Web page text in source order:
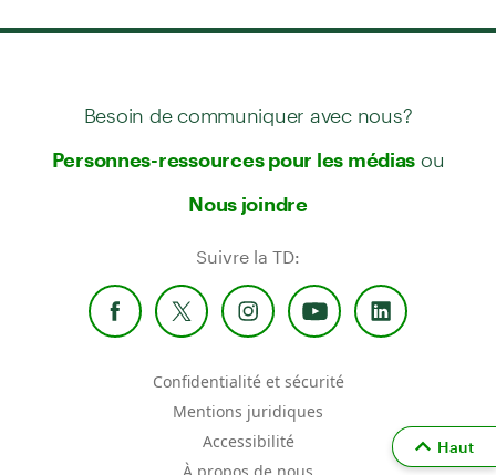
Besoin de communiquer avec nous?
Personnes-ressources pour les médias ou
Nous joindre
Suivre la TD:
Confidentialité et sécurité
Mentions juridiques
Accessibilité
Haut